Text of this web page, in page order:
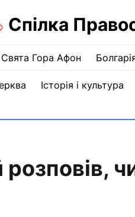
Спілка
Свята Гора Афон
Історія і культура